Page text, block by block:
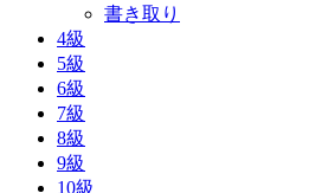
書き取り
4級
5級
6級
7級
8級
9級
10級